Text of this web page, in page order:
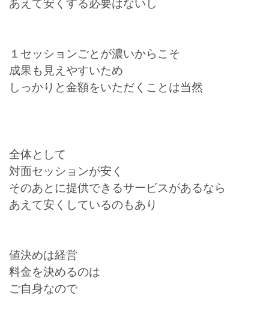
あえて安くする必要はないし
１セッションごとが濃いからこそ
成果も見えやすいため
しっかりと金額をいただくことは当然
全体として
対面セッションが安く
そのあとに提供できるサービスがあるなら
あえて安くしているのもあり
値決めは経営
料金を決めるのは
ご自身なので